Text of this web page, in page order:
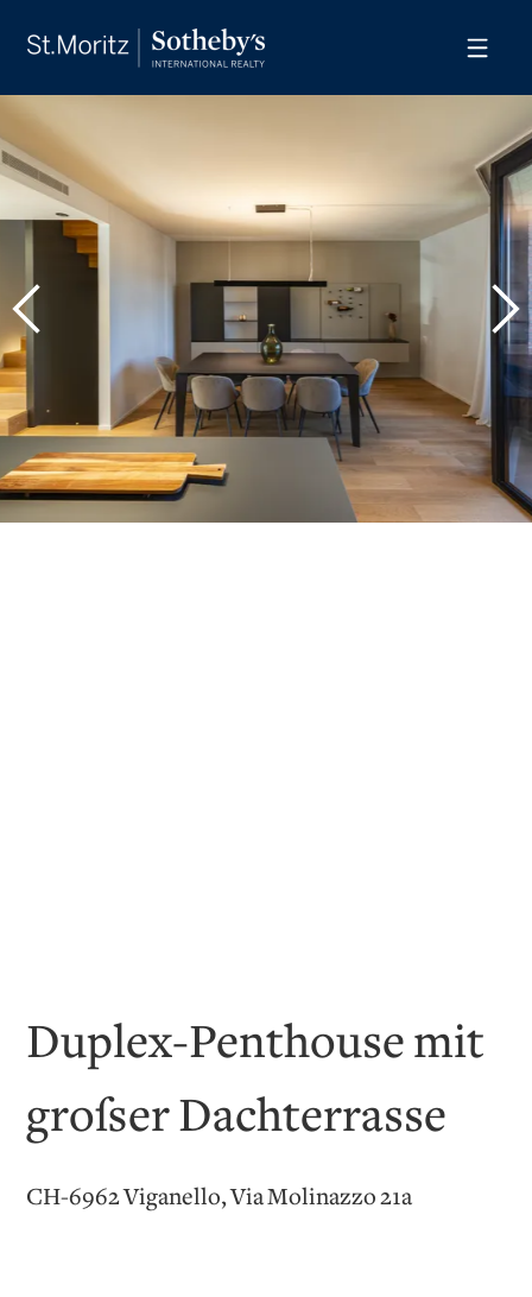
Duplex-Penthouse mit
großer Dachterrasse
CH-6962 Viganello, Via Molinazzo 21a